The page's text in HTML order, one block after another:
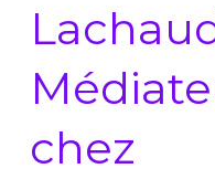
chez